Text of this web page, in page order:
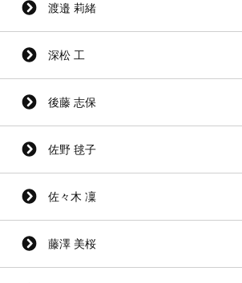
渡邉 莉緒
深松 工
後藤 志保
佐野 毬子
佐々木 凜
藤澤 美桜